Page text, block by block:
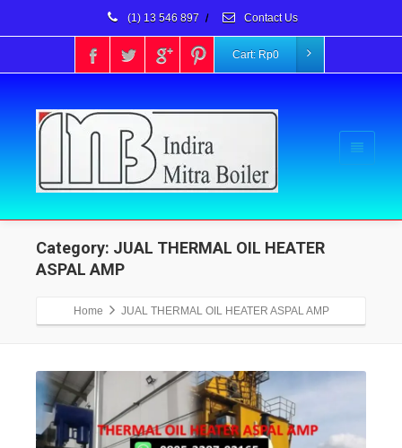
(1) 13 546 897 / Contact Us
Cart: Rp0
Category: JUAL THERMAL OIL HEATER
ASPAL AMP
Home JUAL THERMAL OIL HEATER ASPAL AMP